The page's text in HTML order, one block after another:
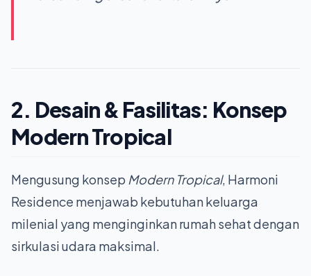
2. Desain & Fasilitas: Konsep
Modern Tropical
Mengusung konsep Modern Tropical, Harmoni
Residence menjawab kebutuhan keluarga
milenial yang menginginkan rumah sehat dengan
sirkulasi udara maksimal.